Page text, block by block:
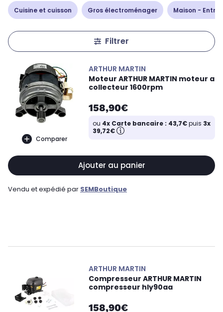
Cuisine et cuisson Gros électroménager Maison -
Filtrer
Comparer
ARTHUR MARTIN
Moteur ARTHUR MARTIN moteur a
collecteur 1600rpm
158,90€
ou 4x Carte bancaire : 43,7€puis 3x
39,72€
Ajouter au panier
Vendu et expédié par SEMBoutique
ARTHUR MARTIN
Compresseur ARTHUR MARTIN
compresseur hly90aa
158,90€